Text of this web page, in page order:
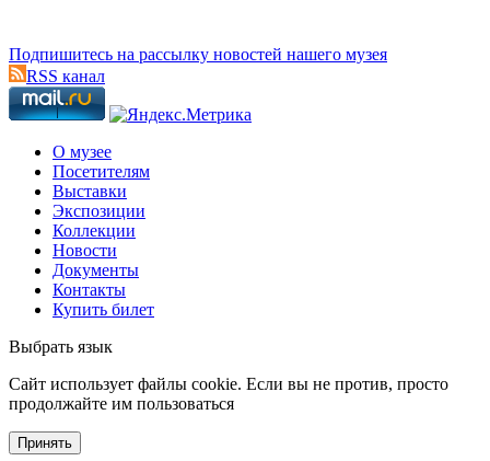
Подпишитесь на рассылку новостей нашего музея
RSS канал
О музее
Посетителям
Выставки
Экспозиции
Коллекции
Новости
Документы
Контакты
Купить билет
Выбрать язык
Cайт использует файлы cookie. Если вы не против, просто
продолжайте им пользоваться
Принять